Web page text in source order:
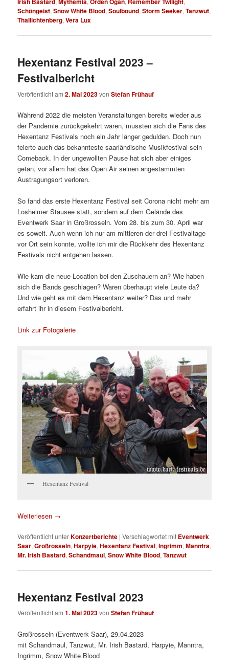
Schöngeist,Snow White Blood,Soulbound,Storm Seeker,Tanzwut,
Thallichtenberg,Vera Lux
Hexentanz Festival 2023 –
Festivalbericht
Veröffentlicht am2. Mai 2023vonStefan Frühauf
Während 2022 die meisten Veranstaltungen bereits wieder aus
der Pandemie zurückgekehrt waren, mussten sich die Fans des
Hexentanz Festivals noch ein Jahr länger gedulden. Doch nun
feierte auch das bekannteste saarländische Musikfestival sein
Comeback. In der ungewollten Pause hat sich aber einiges
getan, vor allem hat das Open Air seinen angestammten
Austragungsort verloren.
So fand das erste Hexentanz Festival seit Corona nicht mehr am
Losheimer Stausee statt, sondern auf dem Gelände des
Eventwerk Saar in Großrosseln. Vom 28. bis zum 30. April war
es soweit. Auch wenn ich nur am mittleren der drei Festivaltage
vor Ort sein konnte, wollte ich mir die Rückkehr des Hexentanz
Festivals nicht entgehen lassen.
Wie kam die neue Location bei den Zuschauern an? Wie haben
sich die Bands geschlagen? Waren überhaupt viele Leute da?
Und wie geht es mit dem Hexentanz weiter? Das und mehr
erfahrt ihr in diesem Festivalbericht.
Link zur Fotogalerie
Hexentanz Festival
Weiterlesen →
Veröffentlicht unterKonzertberichte |Verschlagwortet mit Eventwerk
Saar,Großrosseln,Harpyie,Hexentanz Festival,Ingrimm,Manntra,
Mr. Irish Bastard,Schandmaul,Snow White Blood,Tanzwut
Hexentanz Festival 2023
Veröffentlicht am1. Mai 2023vonStefan Frühauf
Großrosseln (Eventwerk Saar), 29.04.2023
mit Schandmaul, Tanzwut, Mr. Irish Bastard, Harpyie, Manntra,
Ingrimm, Snow White Blood